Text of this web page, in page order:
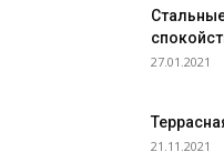
27.01.2021
21.11.2021